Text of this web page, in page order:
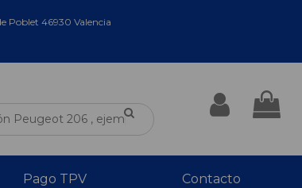
Poblet 46930 Valencia
Pago TPV Contacto